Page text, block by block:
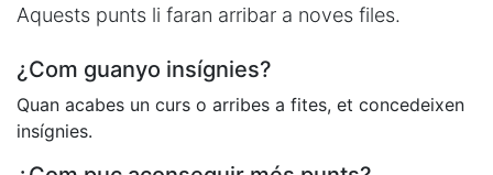
Aquests punts li faran arribar a noves files.
¿Com guanyo insígnies?
Quan acabes un curs o arribes a fites, et concedeixen
insígnies.